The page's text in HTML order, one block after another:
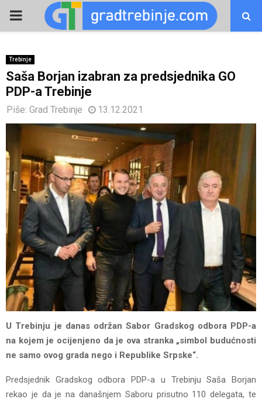
PRIMARY
Trebinje
Saša Borjan izabran za predsjednika GO
PDP-a Trebinje
Piše: Grad Trebinje 13.12.2021
U Trebinju je danas održan Sabor Gradskog odbora PDP-a
na kojem je ocijenjeno da je ova stranka „simbol budućnosti
ne samo ovog grada nego i Republike Srpske“.
Predsjednik Gradskog odbora PDP-a u Trebinju Saša Borjan
rekao je da je na današnjem Saboru prisutno 110 delegata, te